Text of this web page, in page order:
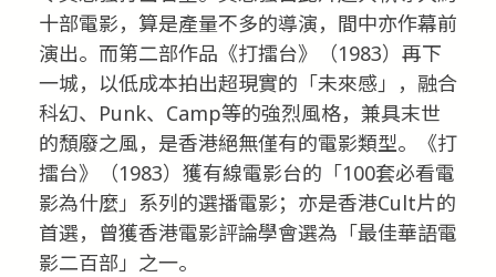
十部電影，算是產量不多的導演，間中亦作幕前
演出。而第二部作品《打擂台》（1983）再下
一城，以低成本拍出超現實的「未來感」，融合
科幻、Punk、Camp等的強烈風格，兼具末世
的頹廢之風，是香港絕無僅有的電影類型。《打
擂台》（1983）獲有線電影台的「100套必看電
影為什麼」系列的選播電影；亦是香港Cult片的
首選，曾獲香港電影評論學會選為「最佳華語電
影二百部」之一。